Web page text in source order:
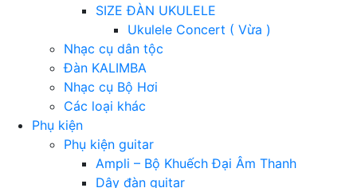
SIZE ĐÀN UKULELE
Ukulele Concert ( Vừa )
Nhạc cụ dân tộc
Đàn KALIMBA
Nhạc cụ Bộ Hơi
Các loại khác
Phụ kiện
Phụ kiện guitar
Ampli – Bộ Khuếch Đại Âm Thanh
Dây đàn guitar